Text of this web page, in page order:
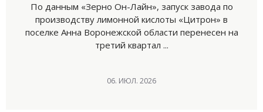
По данным «Зерно Он-Лайн», запуск завода по
производству лимонной кислоты «Цитрон» в
поселке Анна Воронежской области перенесен на
третий квартал ...
06. ИЮЛ. 2026